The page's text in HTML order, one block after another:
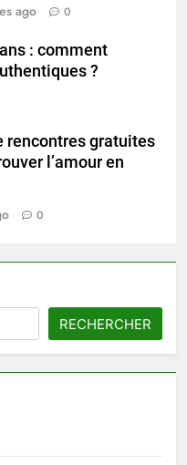
ago
0
: comment
?
rencontres gratuites
l’amour en
0
RECHERCHER